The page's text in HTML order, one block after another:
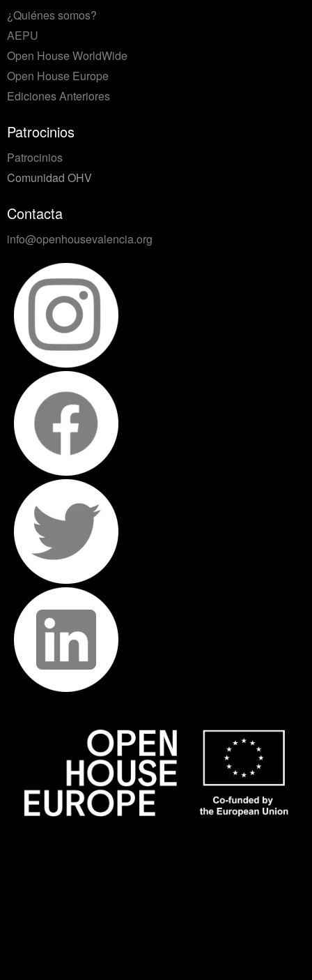
¿Quiénes somos?
AEPU
Open House WorldWide
Open House Europe
Ediciones Anteriores
Patrocinios
Patrocinios
Comunidad OHV
Contacta
info@openhousevalencia.org